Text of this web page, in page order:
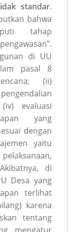
standar.
bahwa
tahap
di UU
pasal 8
(ii)
evaluasi
yang
dengan
yaitu
di
Desa yang
terlihat
karena
tentang
mengatur